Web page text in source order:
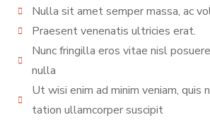
Nulla sit amet semper massa, ac
Praesent venenatis ultricies erat.
Nunc fringilla eros vitae nisl
nulla
Ut wisi enim ad minim veniam, quis
tation ullamcorper suscipit